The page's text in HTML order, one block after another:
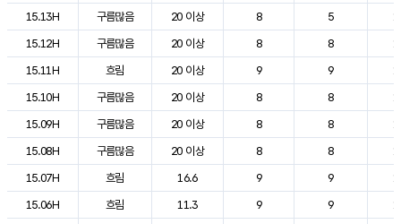
15.13H
구름많음 20 이상 8 5
15.12H
구름많음 20 이상 8 8
15.11H
흐림 20 이상 9 9
15.10H
구름많음 20 이상 8 8
15.09H
구름많음 20 이상 8 8
15.08H
구름많음 20 이상 8 8
15.07H
흐림 16.6 9 9
15.06H
흐림 11.3 9 9